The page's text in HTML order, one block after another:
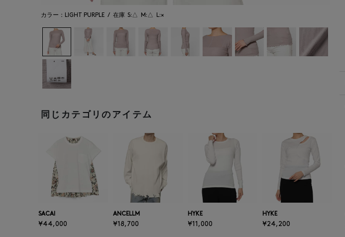
カラー：LIGHT PURPLE / 在庫 S:△ M:△ L:×
同じカテゴリのアイテム
SACAI
¥44,000
ANCELLM
¥18,700
HYKE
¥11,000
HYKE
¥24,200